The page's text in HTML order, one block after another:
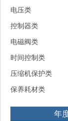
电压类
控制器类
电磁阀类
时间控制类
压缩机保护类
保养耗材类
年